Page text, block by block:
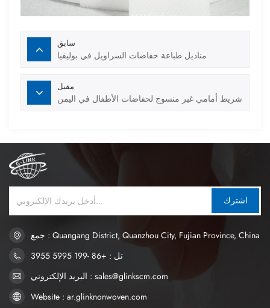
سابق
مناديل طباعة حفاضات السراويل في بوليفيا
مقبل
شريط أمامي غير منسوج لحفاضات الأطفال في اليمن
اشترك
جمع : Quangang District, Quanzhou City, Fujian Province, China
تل : +86 -199 5995 3955
البريد الإلكتروني : sales@glinkscm.com
Website : ar.glinknonwoven.com